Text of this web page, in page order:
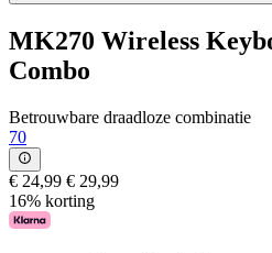
MK270 Wireless
Combo
Betrouwbare draadloze combinatie
70
€ 24,99 € 29,99
16% korting